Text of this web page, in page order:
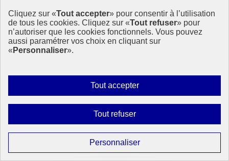
Cliquez sur «Tout accepter» pour consentir à l’utilisation
de tous les cookies. Cliquez sur «Tout refuser» pour
n’autoriser que les cookies fonctionnels. Vous pouvez
aussi paramétrer vos choix en cliquant sur
« Personnaliser».
Tout accepterAutoriser
tous
Tout refuserInterdire
tous
PersonnaliserParamétrer
les
Dans un contexte d’urgence écologique, le Volontariat international
d’échange et de solidarité (V.I.E.S.) apparaît comme un outil concret
et porteur de solutions. Une étude menée par France Volontaires,
avec le soutien du ministère de l’Europe et (…)
21 juillet 2025 - À l’International - En France